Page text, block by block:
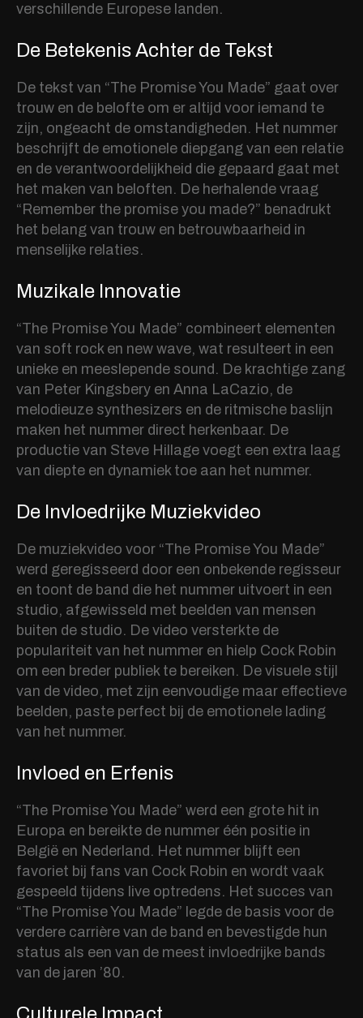
verschillende Europese landen.
De Betekenis Achter de Tekst
De tekst van “The Promise You Made” gaat over
trouw en de belofte om er altijd voor iemand te
zijn, ongeacht de omstandigheden. Het nummer
beschrijft de emotionele diepgang van een relatie
en de verantwoordelijkheid die gepaard gaat met
het maken van beloften. De herhalende vraag
“Remember the promise you made?” benadrukt
het belang van trouw en betrouwbaarheid in
menselijke relaties.
Muzikale Innovatie
“The Promise You Made” combineert elementen
van soft rock en new wave, wat resulteert in een
unieke en meeslepende sound. De krachtige zang
van Peter Kingsbery en Anna LaCazio, de
melodieuze synthesizers en de ritmische baslijn
maken het nummer direct herkenbaar. De
productie van Steve Hillage voegt een extra laag
van diepte en dynamiek toe aan het nummer.
De Invloedrijke Muziekvideo
De muziekvideo voor “The Promise You Made”
werd geregisseerd door een onbekende regisseur
en toont de band die het nummer uitvoert in een
studio, afgewisseld met beelden van mensen
buiten de studio. De video versterkte de
populariteit van het nummer en hielp Cock Robin
om een breder publiek te bereiken. De visuele stijl
van de video, met zijn eenvoudige maar effectieve
beelden, paste perfect bij de emotionele lading
van het nummer.
Invloed en Erfenis
“The Promise You Made” werd een grote hit in
Europa en bereikte de nummer één positie in
België en Nederland. Het nummer blijft een
favoriet bij fans van Cock Robin en wordt vaak
gespeeld tijdens live optredens. Het succes van
“The Promise You Made” legde de basis voor de
verdere carrière van de band en bevestigde hun
status als een van de meest invloedrijke bands
van de jaren ’80.